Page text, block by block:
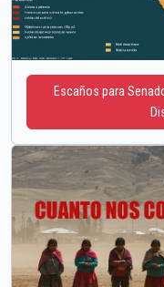
Escaños para